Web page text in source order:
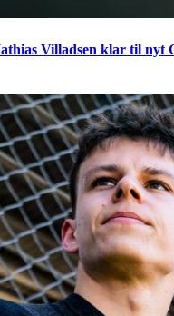
Villadsen klar til nyt